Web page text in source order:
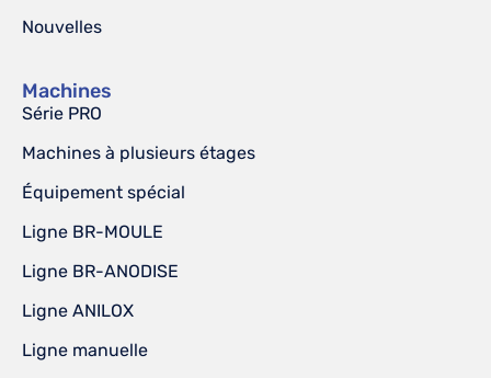
Nouvelles
Machines
Série PRO
Machines à plusieurs étages
Équipement spécial
Ligne BR-MOULE
Ligne BR-ANODISE
Ligne ANILOX
Ligne manuelle